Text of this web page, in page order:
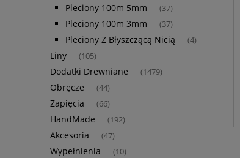
Pleciony 100m 5mm (37)
Pleciony 100m 3mm (37)
Pleciony Z Błyszczącą Nicią (4)
Liny (105)
Dodatki Drewniane (1479)
Obręcze (44)
Zapięcia (66)
HandMade (192)
Akcesoria (47)
Wypełnienia (10)